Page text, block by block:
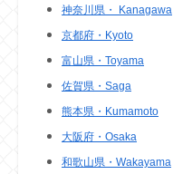
神奈川県・ Kanagawa
京都府・Kyoto
富山県・Toyama
佐賀県・Saga
熊本県・Kumamoto
大阪府・Osaka
和歌山県・Wakayama